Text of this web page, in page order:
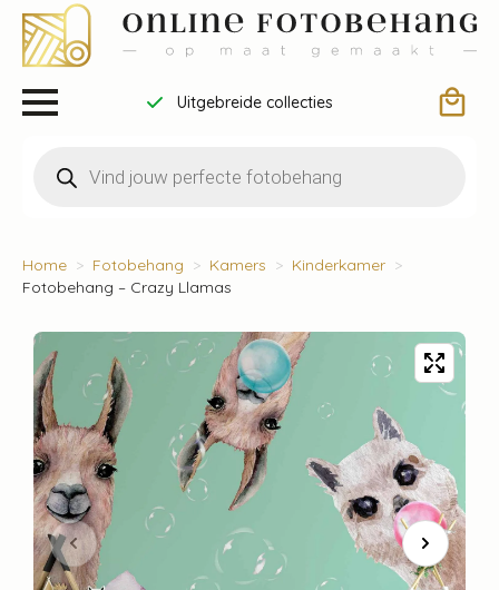
Uitgebreide collecties
zoeken
Home Fotobehang Kamers
Kinderkamer
Fotobehang – Crazy Llamas